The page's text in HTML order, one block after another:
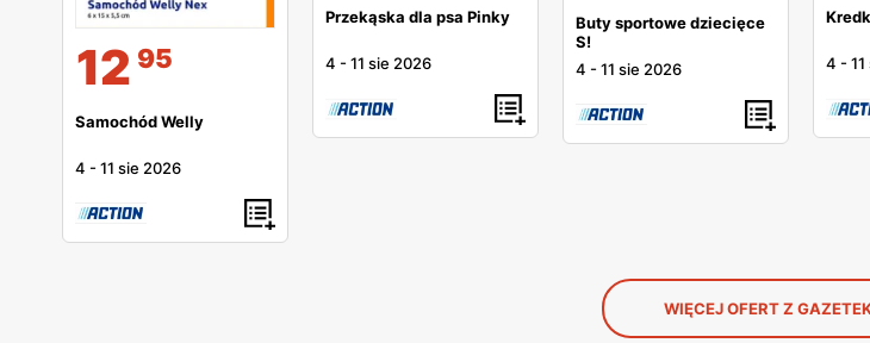
12 95
Samochód Welly
4 -11 sie 2026
Przekąska dla psa Pinky
4 -11 sie 2026
Buty sportowe dziecięce
S!
4 -11 sie 2026 4 -
WIĘCEJ OFERT Z